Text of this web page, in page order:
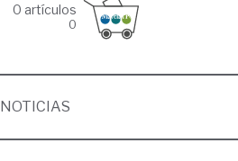
0 artículos
0
NOTICIAS